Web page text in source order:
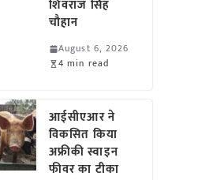
शिवराज सिंह
चौहान
August 6, 2026
4 min read
आईसीएआर ने
विकसित किया
अफ्रीकी स्वाइन
फीवर का टीका